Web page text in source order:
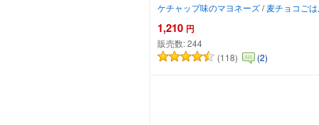
ケチャップ味のマヨネーズ/ 麦チョコご
1,210 円
販売数:244
(118)
(2)